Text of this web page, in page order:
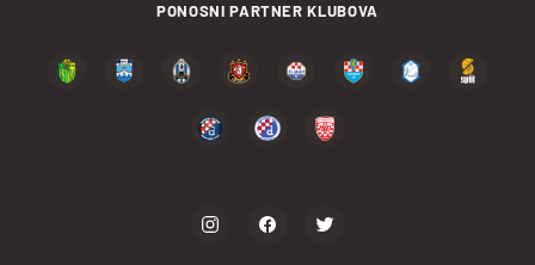
PONOSNI PARTNER KLUBOVA